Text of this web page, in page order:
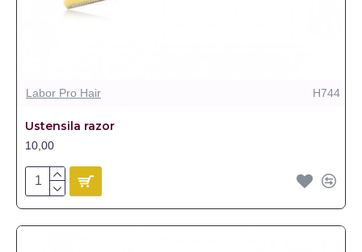
Labor Pro Hair H744
Ustensila razor
10,00